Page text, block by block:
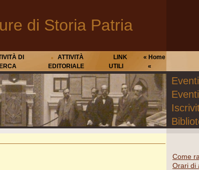
di Storia Patria
DI
ATTIVITÀ
EDITORIALE
LINK
UTILI
« Home
«
Come
Orari di